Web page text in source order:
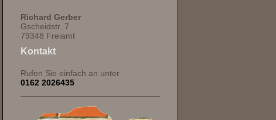
Richard Gerber
Gscheidstr. 7
79348 Freiamt
Kontakt
Rufen Sie einfach an unter
0162 2026435